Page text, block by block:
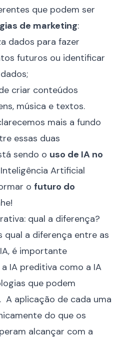
que podem ser
de marketing:
dados para fazer
futuros ou identificar
criar conteúdos
música e textos.
mais a fundo
essas duas
sendo o uso de IA no
Artificial
o futuro do
qual a diferença?
qual a diferença entre as
é importante
IA preditiva como a IA
que podem
A aplicação de cada uma
do que os
alcançar com a